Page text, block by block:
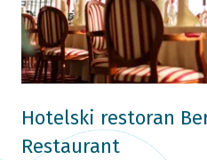
Hotelski restoran
Restaurant